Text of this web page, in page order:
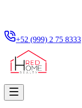
+52 (999) 2 75 8333